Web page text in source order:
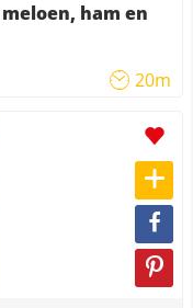
ham en
20m